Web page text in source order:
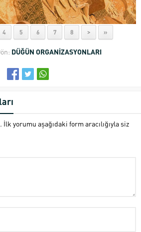
4 5 6 7 8 > »
DÜĞÜN ORGANİZASYONLARI
İlk yorumu aşağıdaki form aracılığıyla siz